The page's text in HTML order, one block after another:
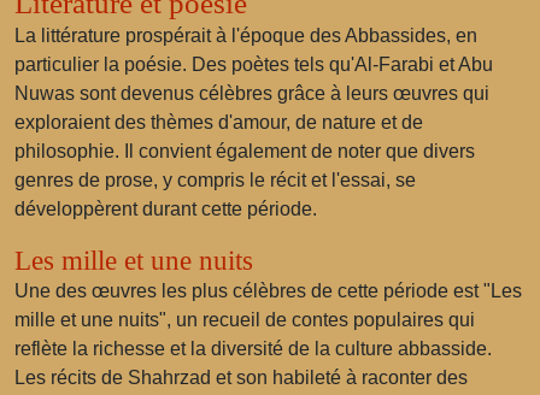
La littérature prospérait à l'époque des Abbassides, en
particulier la poésie. Des poètes tels qu'Al-Farabi et Abu
Nuwas sont devenus célèbres grâce à leurs œuvres qui
exploraient des thèmes d'amour, de nature et de
philosophie. Il convient également de noter que divers
genres de prose, y compris le récit et l'essai, se
développèrent durant cette période.
Les mille et une nuits
Une des œuvres les plus célèbres de cette période est "Les
mille et une nuits", un recueil de contes populaires qui
reflète la richesse et la diversité de la culture abbasside.
Les récits de Shahrzad et son habileté à raconter des